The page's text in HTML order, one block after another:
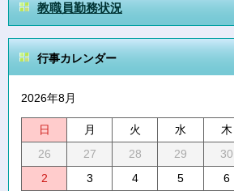
教職員勤務状況
行事カレンダー
2026年8月
日 月 火 水 木
26
27 28 29 30
2
3 4 5 6